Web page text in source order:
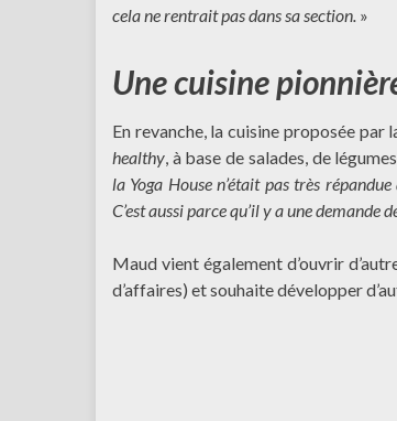
cela ne rentrait pas dans sa section. »
Une cuisine
En revanche, la cuisine proposée
healthy, à base de salades, de
la Yoga House n’était pas très
C’est aussi parce qu’il y a une demande
Maud vient également d’ouvrir
d’affaires) et souhaite développer